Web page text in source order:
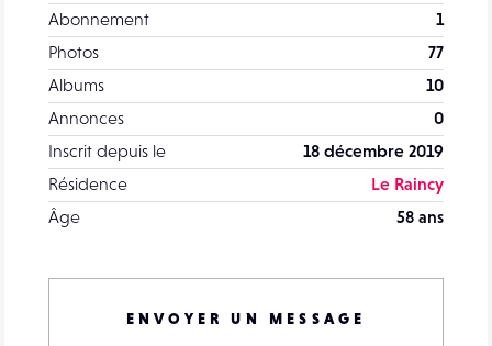
Abonnement
1
Photos
77
Albums
10
Annonces
0
Inscrit depuis le
18 décembre 2019
Résidence
Le Raincy
Âge
58 ans
ENVOYER UN MESSAGE